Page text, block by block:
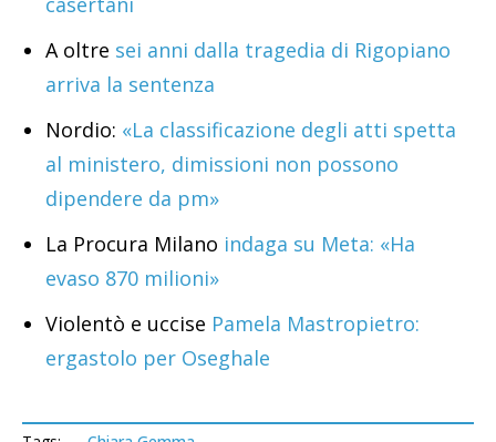
A oltre sei anni dalla tragedia di Rigopiano
arriva la sentenza
Nordio: «La classificazione degli atti spetta
al ministero, dimissioni non possono
dipendere da pm»
La Procura Milano indaga su Meta: «Ha
evaso 870 milioni»
Violentò e uccise Pamela Mastropietro:
ergastolo per Oseghale